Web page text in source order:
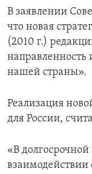
В заявлении
что новая
(2010 г.)
нашей страны».
Реализация
для России,
«В